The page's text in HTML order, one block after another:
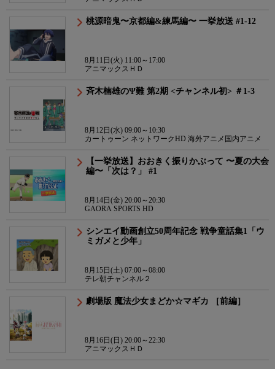
桃源暗鬼〜京都編&練馬編〜 一挙放送 #1-12
8月11日(火) 11:00～17:00
アニマックスＨＤ
斉木楠雄のΨ難 第2期 <チャンネル初> ＃1-3
8月12日(水) 09:00～10:30
カートゥーン ネットワークHD 海外アニメ国内アニメ
【一挙放送】おおきく振りかぶって 〜夏の大会
編〜「次は？」 #1
8月14日(金) 20:00～20:30
GAORA SPORTS HD
シンエイ動画創立50周年記念 戦争童話集1「ウ
ミガメと少年」
8月15日(土) 07:00～08:00
テレ朝チャンネル２
劇場版 魔法少女まどか☆マギカ ［前編］
8月16日(日) 20:00～22:30
アニマックスＨＤ